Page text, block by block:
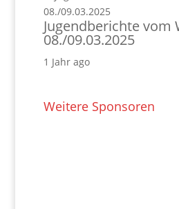
Jugendberichte vom
08./09.03.2025
1 Jahr ago
Weitere Sponsoren